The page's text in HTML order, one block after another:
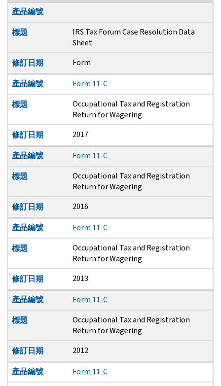
產品編號
標題
修訂日期
產品編號
標題
IRS Tax Forum Case Resolution Data
Sheet
修訂日期
Form
產品編號
Form 11-C
標題
Occupational Tax and Registration
Return for Wagering
修訂日期
2017
產品編號
Form 11-C
標題
Occupational Tax and Registration
Return for Wagering
修訂日期
2016
產品編號
Form 11-C
標題
Occupational Tax and Registration
Return for Wagering
修訂日期
2013
產品編號
Form 11-C
標題
Occupational Tax and Registration
Return for Wagering
修訂日期
2012
產品編號
Form 11-C